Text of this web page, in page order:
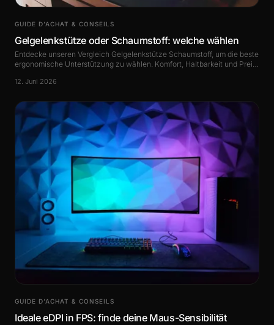
GUIDE D’ACHAT & CONSEILS
Gelgelenkstütze oder Schaumstoff: welche wählen
Entdecke unseren Vergleich Gelgelenkstütze Schaumstoff, um die beste
ergonomische Unterstützung zu wählen. Komfort, Haltbarkeit und Preis
12. Juni 2026
GUIDE D’ACHAT & CONSEILS
Ideale eDPI in FPS: finde deine Maus-Sensibilität